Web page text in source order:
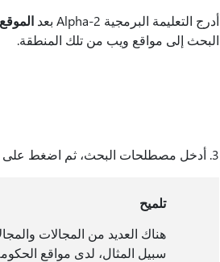
أدرج التعليمة البرمجية Alpha-2 بعد
البحث إلى مواقع ويب من تلك المنطقة.
3. أدخل مصطلحات البحث، ثم اضغط على
تلميح
هناك العديد من المجالات